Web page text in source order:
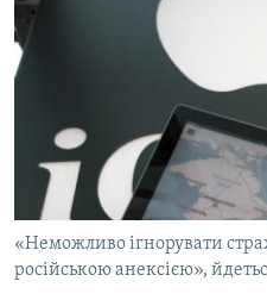
СПЕЦПРОЕКТИ
ВІДЕОУРОКИ «ELIFBE»
СВІДЧЕННЯ ОКУПАЦІЇ
УКРАЇНСЬКА ПРОБЛЕМА КРИМУ
ІНФОГРАФІКА
ЯК ОБІЙТИ БЛОКУВАННЯ
Русский
Qırımtatar
ДОЛУЧАЙСЯ!
«Неможливо ігнорувати
російською анексією»,